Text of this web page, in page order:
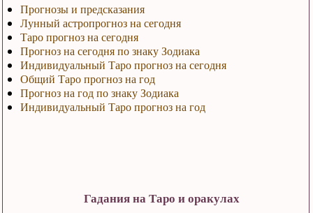
Прогнозы и предсказания
Лунный астропрогноз на сегодня
Таро прогноз на сегодня
Прогноз на сегодня по знаку Зодиака
Индивидуальный Таро прогноз на сегодня
Общий Таро прогноз на год
Прогноз на год по знаку Зодиака
Индивидуальный Таро прогноз на год
Гадания на Таро и оракулах